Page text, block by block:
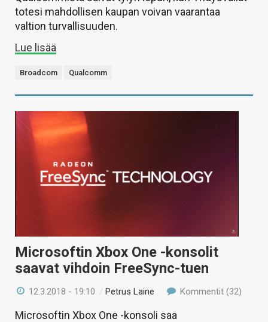
totesi mahdollisen kaupan voivan vaarantaa
valtion turvallisuuden.
Lue lisää
Broadcom Qualcomm
Microsoftin Xbox One -konsolit
saavat vihdoin FreeSync-tuen
12.3.2018 - 19:10 /Petrus Laine Kommentit (32)
Microsoftin Xbox One -konsoli saa